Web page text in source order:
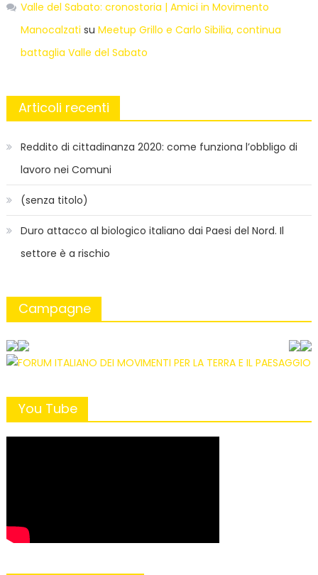
Valle del Sabato: cronostoria | Amici in Movimento
Manocalzati su Meetup Grillo e Carlo Sibilia, continua
battaglia Valle del Sabato
Articoli recenti
Reddito di cittadinanza 2020: come funziona l’obbligo di
lavoro nei Comuni
(senza titolo)
Duro attacco al biologico italiano dai Paesi del Nord. Il
settore è a rischio
Campagne
You Tube